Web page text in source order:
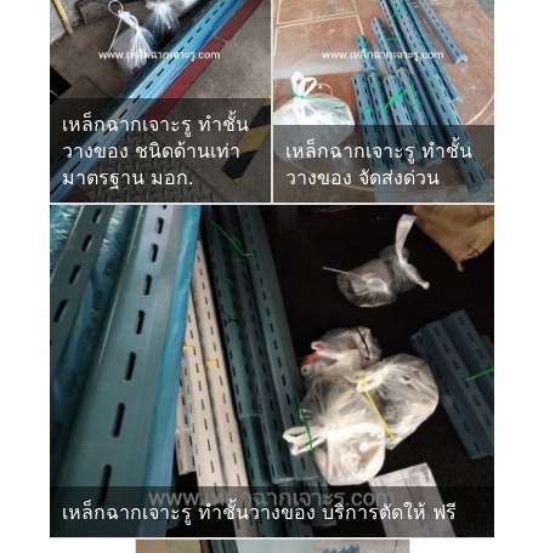
เหล็กฉากเจาะรู ทำชั้น
วางของ ชนิดด้านเท่า
มาตรฐาน มอก.
เหล็กฉากเจาะรู ทำชั้น
วางของ จัดส่งด่วน
เหล็กฉากเจาะรู ทำชั้นวางของ บริการตัดให้ ฟรี